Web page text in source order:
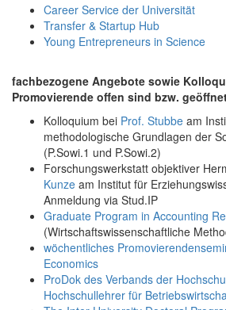
Career Service der Universität
Transfer & Startup Hub
Young Entrepreneurs in Science
fachbezogene Angebote sowie
Promovierende offen sind bzw.
Kolloquium bei Prof. Stubbe am
methodologische Grundlagen der
(P.Sowi.1 und P.Sowi.2)
Forschungswerkstatt objektiver
Kunze am Institut für
Anmeldung via Stud.IP
Graduate Program in Accounting
(Wirtschaftswissenschaftliche
wöchentliches
Economics
ProDok des Verbands der
Hochschullehrer für